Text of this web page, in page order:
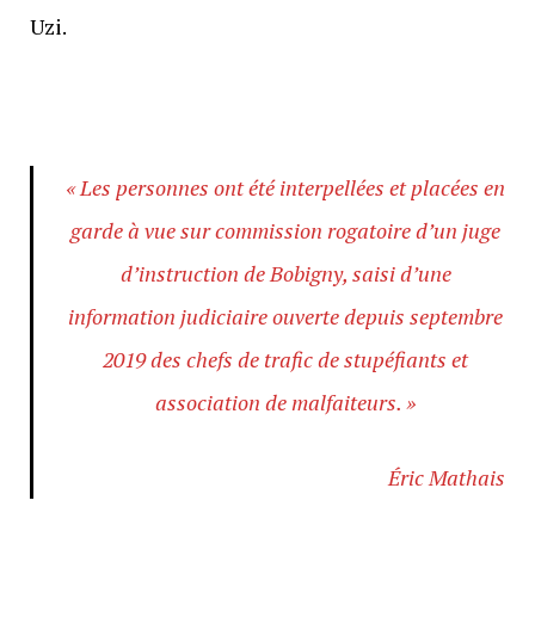
Uzi.
« Les personnes ont été interpellées et placées en
garde à vue sur commission rogatoire d’un juge
d’instruction de Bobigny, saisi d’une
information judiciaire ouverte depuis septembre
2019 des chefs de trafic de stupéfiants et
association de malfaiteurs. »
Éric Mathais